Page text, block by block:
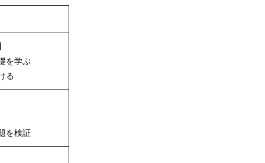
を学ぶ
る
を検証